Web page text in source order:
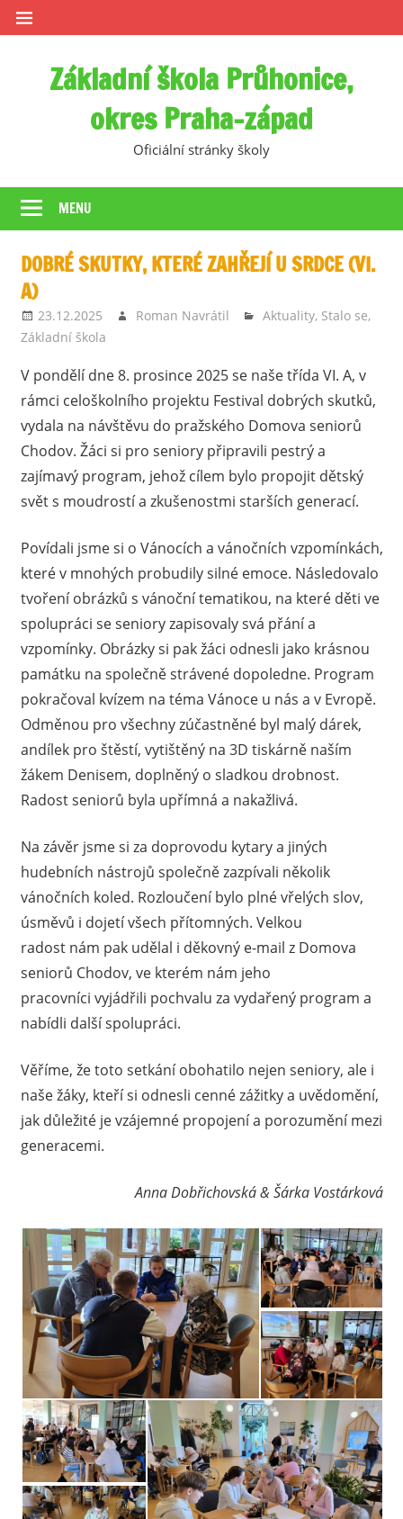
Skip
to
Základní škola Průhonice,
okres Praha-západ
Oficiální stránky školy
MENU
DOBRÉ SKUTKY, KTERÉ ZAHŘEJÍ U SRDCE (VI.
A)
23.12.2025 Roman Navrátil Aktuality, Stalo se,
Základní škola
V pondělí dne 8. prosince 2025 se naše třída VI. A, v
rámci celoškolního projektu Festival dobrých skutků,
vydala na návštěvu do pražského Domova seniorů
Chodov. Žáci si pro seniory připravili pestrý a
zajímavý program, jehož cílem bylo propojit dětský
svět s moudrostí a zkušenostmi starších generací.
Povídali jsme si o Vánocích a vánočních vzpomínkách,
které v mnohých probudily silné emoce. Následovalo
tvoření obrázků s vánoční tematikou, na které děti ve
spolupráci se seniory zapisovaly svá přání a
vzpomínky. Obrázky si pak žáci odnesli jako krásnou
památku na společně strávené dopoledne. Program
pokračoval kvízem na téma Vánoce u nás a v Evropě.
Odměnou pro všechny zúčastněné byl malý dárek,
andílek pro štěstí, vytištěný na 3D tiskárně naším
žákem Denisem, doplněný o sladkou drobnost.
Radost seniorů byla upřímná a nakažlivá.
Na závěr jsme si za doprovodu kytary a jiných
hudebních nástrojů společně zazpívali několik
vánočních koled. Rozloučení bylo plné vřelých slov,
úsměvů i dojetí všech přítomných. Velkou
radost nám pak udělal i děkovný e-mail z Domova
seniorů Chodov, ve kterém nám jeho
pracovníci vyjádřili pochvalu za vydařený program a
nabídli další spolupráci.
Věříme, že toto setkání obohatilo nejen seniory, ale i
naše žáky, kteří si odnesli cenné zážitky a uvědomění,
jak důležité je vzájemné propojení a porozumění mezi
generacemi.
Anna Dobřichovská & Šárka Vostárková